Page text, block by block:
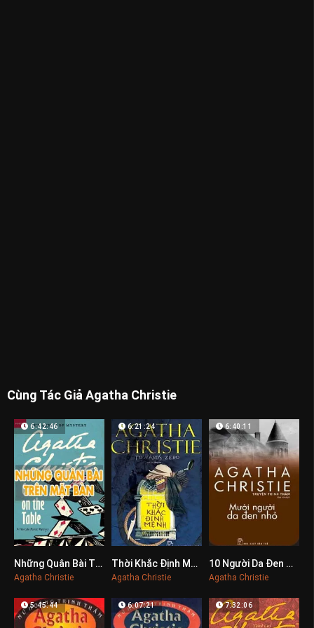
Cùng Tác Giả Agatha Christie
0
6:42:46
Những Quân Bài Trên Mặt Bàn
Agatha Christie
0
6:21:24
Thời Khắc Định Mệnh
Agatha Christie
0
6:40:11
10 Người Da Đen Nhỏ
Agatha Christie
5:45:44 6:07:21 7:32:06